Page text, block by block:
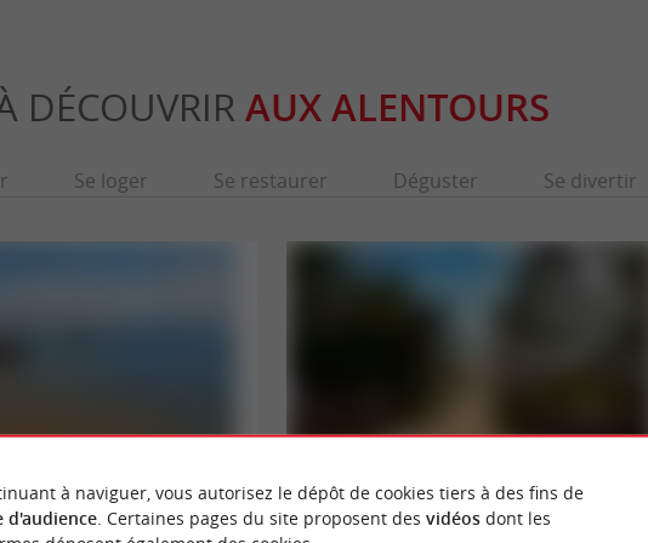
DÉCOUVRIR AUX ALENTOURS
Se loger Se restaurer Déguster Se divertir
c'est une belle plage, bordée par les
du village de pêcheurs de ...
Plage des Dunes
La plage des Dunes est plus intimiste que les autres plages du
Cap Ferret et pour cause, c'est la moins facile ...
à naviguer, vous autorisez le dépôt de cookies tiers à des fins de
d'audience. Certaines pages du site proposent des vidéosdont les